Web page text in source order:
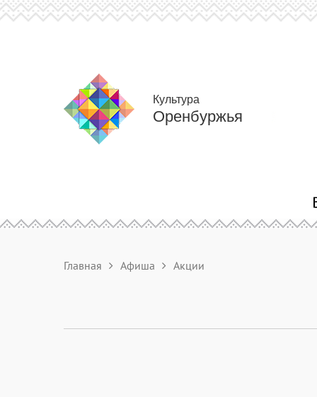
Культура
Оренбуржья
Главная Афиша Акции